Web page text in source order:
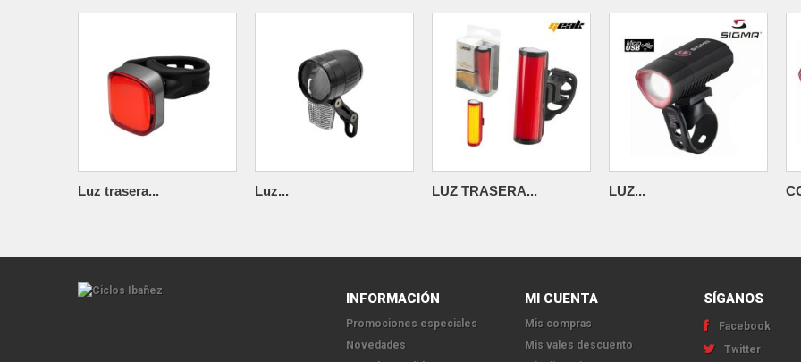
Luz trasera... Luz... LUZ TRASERA... LUZ...
INFORMACIÓN
Promociones especiales
Novedades
MI CUENTA
Mis compras
Mis vales descuento
SÍGANOS
Facebook
Twitter